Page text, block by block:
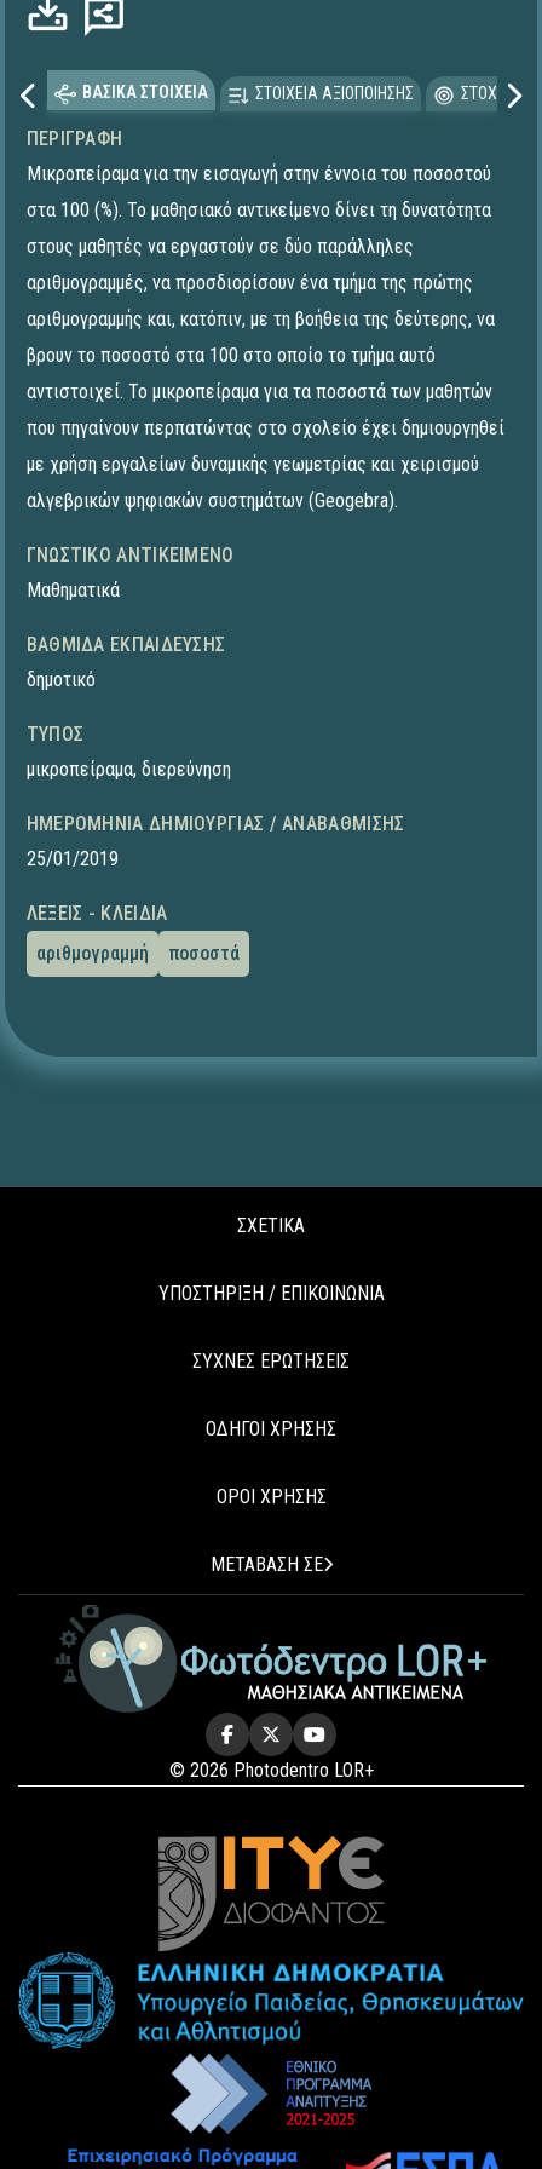
ΒΑΣΙΚΑ ΣΤΟΙΧΕΙΑ ΣΤΟΙΧΕΙΑ ΑΞΙΟΠΟΙΗΣΗΣ
ΠΕΡΙΓΡΑΦΉ
Μικροπείραμα για την εισαγωγή στην έννοια του ποσοστού
στα 100 (%). Το μαθησιακό αντικείμενο δίνει τη δυνατότητα
στους μαθητές να εργαστούν σε δύο παράλληλες
αριθμογραμμές, να προσδιορίσουν ένα τμήμα της πρώτης
αριθμογραμμής και, κατόπιν, με τη βοήθεια της δεύτερης, να
βρουν το ποσοστό στα 100 στο οποίο το τμήμα αυτό
αντιστοιχεί. To μικροπείραμα για τα ποσοστά των μαθητών
που πηγαίνουν περπατώντας στο σχολείο έχει δημιουργηθεί
με χρήση εργαλείων δυναμικής γεωμετρίας και χειρισμού
αλγεβρικών ψηφιακών συστημάτων (Geogebra).
ΓΝΩΣΤΙΚΌ ΑΝΤΙΚΕΊΜΕΝΟ
Μαθηματικά
ΒΑΘΜΊΔΑ ΕΚΠΑΊΔΕΥΣΗΣ
δημοτικό
ΤΎΠΟΣ
μικροπείραμα, διερεύνηση
ΗΜΕΡΟΜΗΝΊΑ ΔΗΜΙΟΥΡΓΊΑΣ / ΑΝΑΒΆΘΜΙΣΗΣ
25/01/2019
ΛΈΞΕΙΣ - ΚΛΕΙΔΙΆ
αριθμογραμμή
ποσοστά
ΣΧΕΤΙΚΑ
ΥΠΟΣΤΗΡΙΞΗ / ΕΠΙΚΟΙΝΩΝΙΑ
ΣΥΧΝΕΣ ΕΡΩΤΗΣΕΙΣ
ΟΔΗΓΟΙ ΧΡΗΣΗΣ
ΟΡΟΙ ΧΡΗΣΗΣ
ΜΕΤΑΒΑΣΗ ΣΕ
© 2026 Photodentro LOR+